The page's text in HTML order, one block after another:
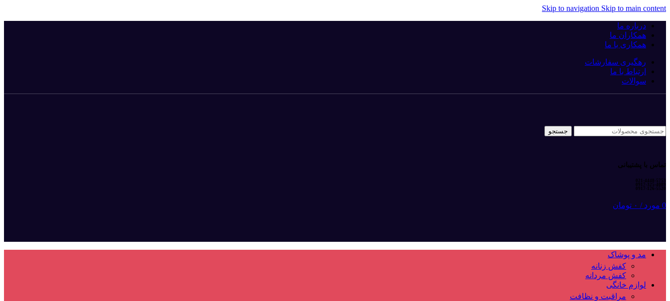
Skip to navigation Skip to main content
درباره ما
همکاران ما
همکاری با ما
رهگیری سفارشات
ارتباط با ما
سوالات
جستجو
تماس با پشتیبانی
021-4448-5753
0917-325-4089
0917-126-5520
0 مورد / ۰ تومان
مد و پوشاک
کفش زنانه
کفش مردانه
لوازم خانگی
مراقبت و نظافت